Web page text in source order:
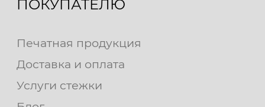
ПОКУПАТЕЛЮ
Печатная продукция
Доставка и оплата
Услуги стежки